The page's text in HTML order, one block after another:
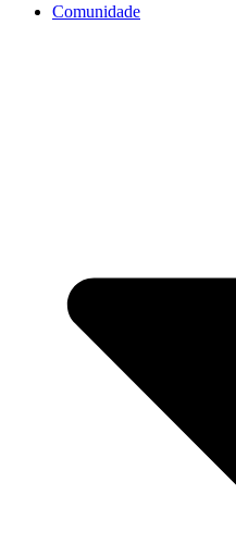
Comunidade